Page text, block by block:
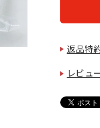
返品特
レビュ